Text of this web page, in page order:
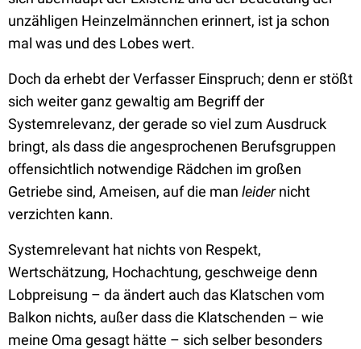
unzähligen Heinzelmännchen erinnert, ist ja schon
mal was und des Lobes wert.
Doch da erhebt der Verfasser Einspruch; denn er stößt
sich weiter ganz gewaltig am Begriff der
Systemrelevanz, der gerade so viel zum Ausdruck
bringt, als dass die angesprochenen Berufsgruppen
offensichtlich notwendige Rädchen im großen
Getriebe sind, Ameisen, auf die man leider nicht
verzichten kann.
Systemrelevant hat nichts von Respekt,
Wertschätzung, Hochachtung, geschweige denn
Lobpreisung – da ändert auch das Klatschen vom
Balkon nichts, außer dass die Klatschenden – wie
meine Oma gesagt hätte – sich selber besonders